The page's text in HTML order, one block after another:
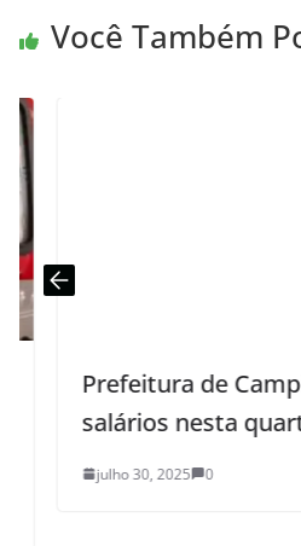
Você Também
Prefeitura de
salários nesta quarta-
julho 30, 2025 0